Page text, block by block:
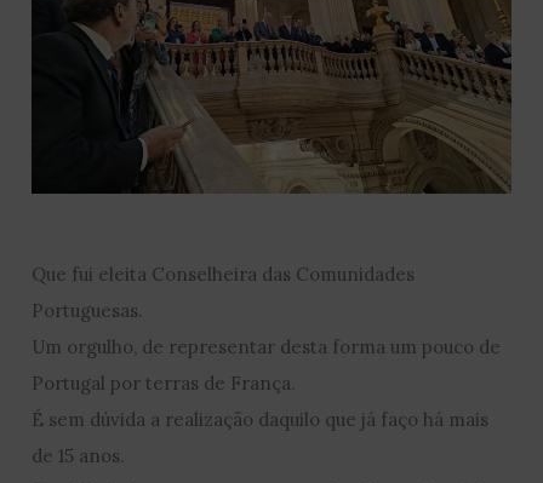
Que fui eleita Conselheira das Comunidades
Portuguesas.
Um orgulho, de representar desta forma um pouco de
Portugal por terras de França.
É sem dúvida a realização daquilo que já faço há mais
de 15 anos.